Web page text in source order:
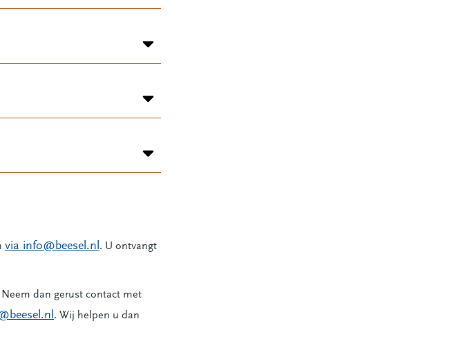
via info@beesel.nl. U ontvangt
dan gerust contact met
. Wij helpen u dan